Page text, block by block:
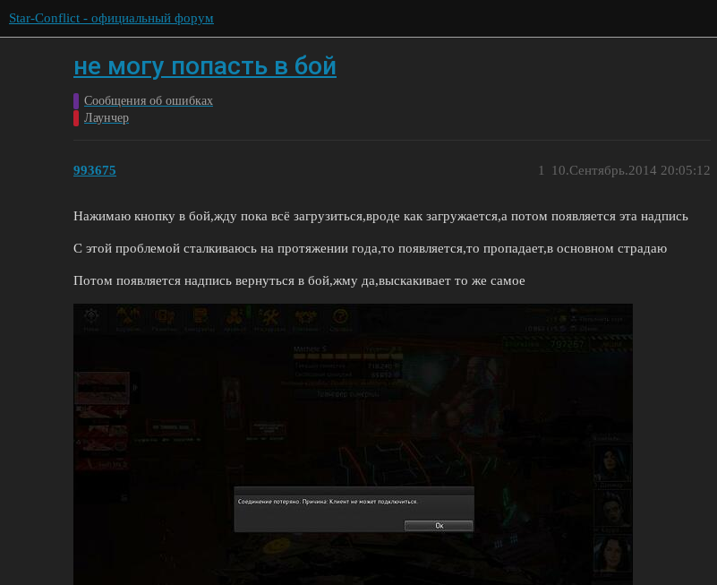
Star-Conflict - официальный форум
не могу попасть в бой
Сообщения об ошибках
Лаунчер
993675 10.Сентябрь.2014 20:05:12
1
Нажимаю кнопку в бой,жду пока всё загрузиться,вроде как загружается,а потом появляется эта надпись
С этой проблемой сталкиваюсь на протяжении года,то появляется,то пропадает,в основном страдаю
Потом появляется надпись вернуться в бой,жму да,выскакивает то же самое